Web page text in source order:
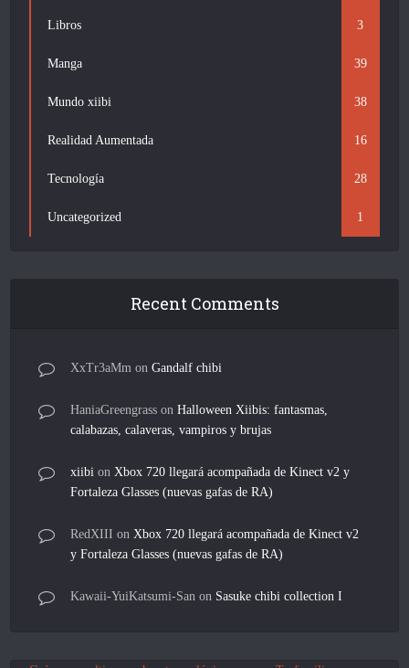
Libros 3
Manga 39
Mundo xiibi 38
Realidad Aumentada 16
Tecnología 28
Uncategorized 1
Recent Comments
XxTr3aMm onGandalf chibi
HaniaGreengrass onHalloween Xiibis: fantasmas,
calabazas, calaveras, vampiros y brujas
xiibi on Xbox 720 llegará acompañada de Kinect v2 y
Fortaleza Glasses (nuevas gafas de RA)
RedXIII on Xbox 720 llegará acompañada de Kinect v2
y Fortaleza Glasses (nuevas gafas de RA)
Kawaii-YuiKatsumi-San on Sasuke chibi collection I